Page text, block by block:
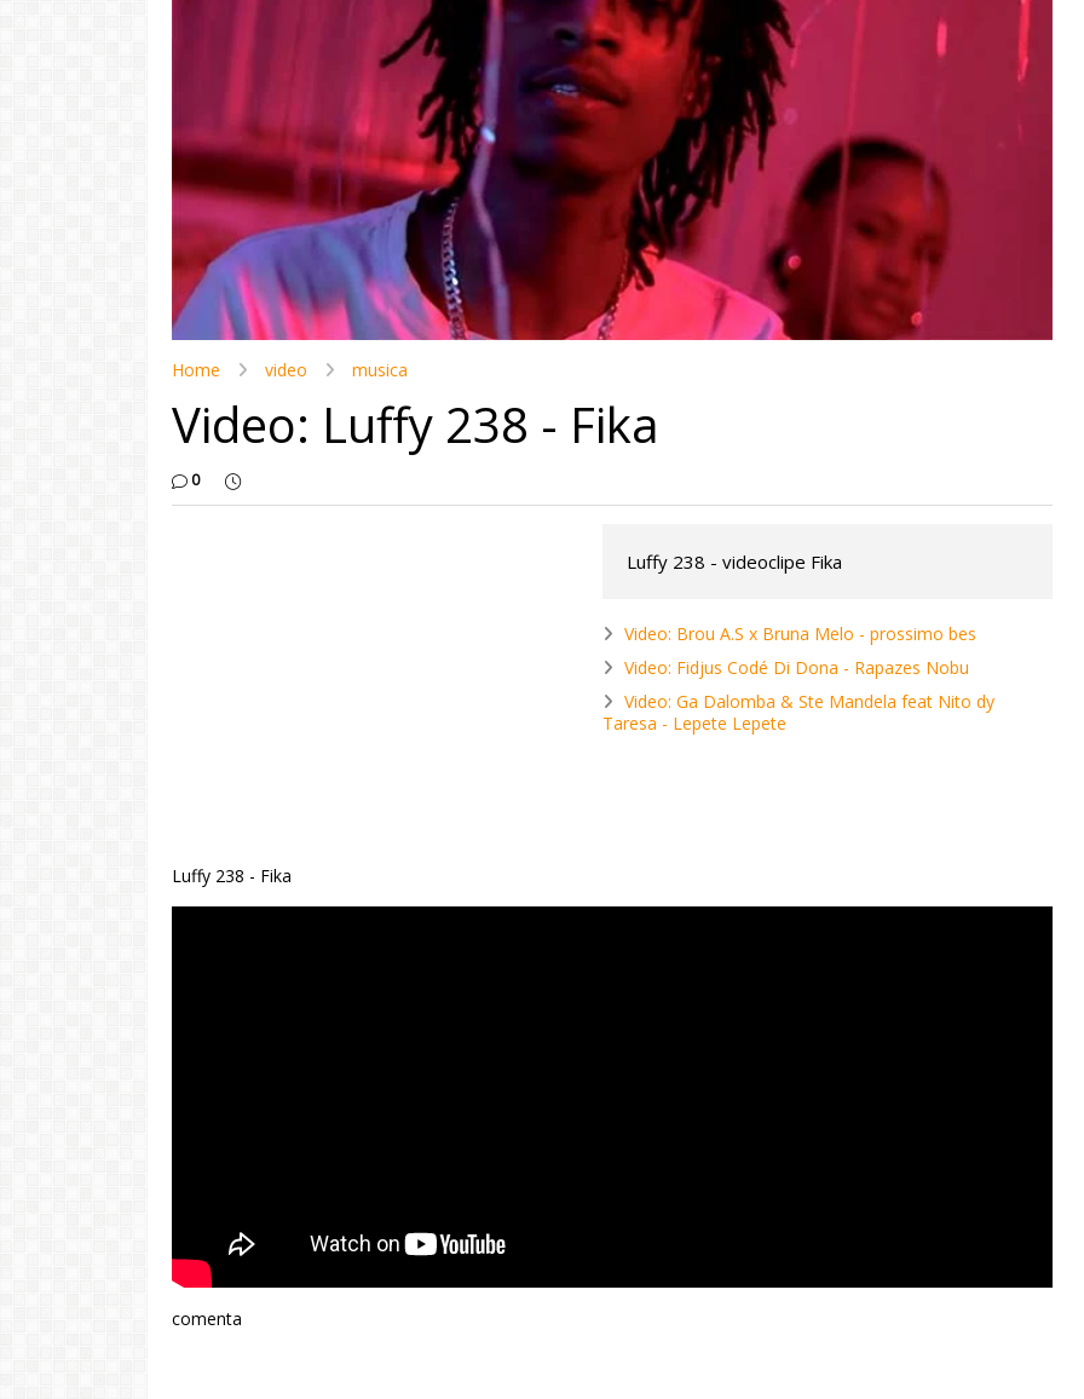
Home video musica
Video: Luffy 238 - Fika
0
Luffy 238 - videoclipe Fika
Video: Brou A.S x Bruna Melo - prossimo bes
Video: Fidjus Codé Di Dona - Rapazes Nobu
Video: Ga Dalomba & Ste Mandela feat Nito dy
Taresa - Lepete Lepete
Luffy 238 - Fika
comenta
motivo ki fazel larga
Portugal pa volta pa Cabo
Verde
LER MAIS
Video: "Tem pessoas ki sa
larga Cabo Verde pa vivi
vida pior na Portugal" -
Dezabafo
Video: Tininho conquista
Josslyn em direto...
LER MAIS